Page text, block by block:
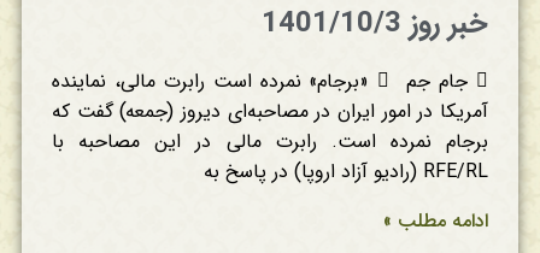
خبر روز 1401/10/3
 جام جم  «برجام» نمرده است رابرت مالی، نماینده
آمریکا در امور ایران در مصاحبه‌ای دیروز (جمعه) گفت که
برجام نمرده است. رابرت مالی در این مصاحبه با
RFE/RL (رادیو آزاد اروپا) در پاسخ به
ادامه مطلب »